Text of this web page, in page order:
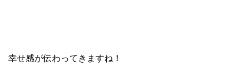
幸せ感が伝わってきますね！